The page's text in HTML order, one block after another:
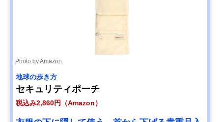
Photo by Amazon
地球の歩き方
セキュリティポーチ
税込み2,860円（Amazon）